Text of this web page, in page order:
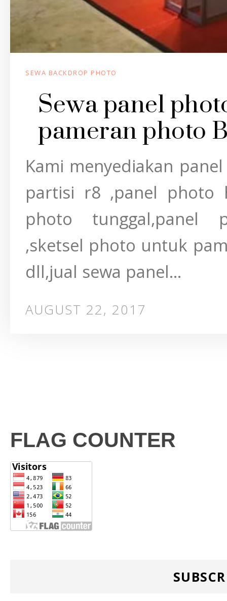
SEWA BACKDROP PHOTO
Sewa panel
pameran photo
Kami menyediakan
partisi r8 ,panel photo
photo tunggal,panel
,sketsel photo untuk
dll,jual sewa panel...
AUGUST 22, 2017
FLAG COUNTER